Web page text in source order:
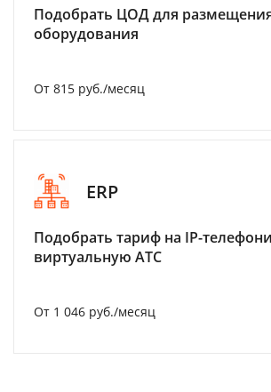
Подобрать ЦОД для
оборудования
От 815 руб./месяц
ERP
Подобрать тариф на IP-
виртуальную АТС
От 1 046 руб./месяц